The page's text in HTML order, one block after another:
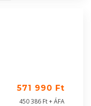
571 990 Ft
450 386 Ft + ÁFA